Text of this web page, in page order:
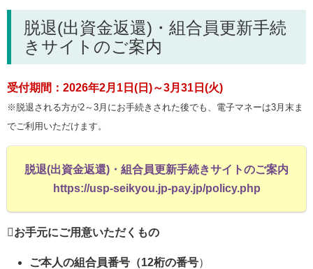
脱退(出資金返還)・組合員更新手続
きサイトのご案内
受付期間：2026年2月1日(日)～3月31日(火)
※脱退される方が2～3月にお手続きされた後でも、電子マネーは3月末ま
でご利用いただけます。
脱退(出資金返還)・組合員更新手続きサイトのご案内
https://usp-seikyou.jp-pay.jp/policy.php
お手元にご用意いただくもの
ご本人の組合員番号（12桁の番号）